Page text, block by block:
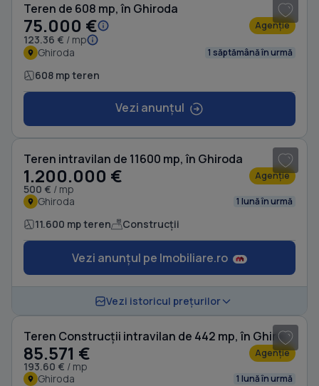
Teren de 608 mp, în Ghiroda
75.000 €
123.36 € / mp
Agenție
Ghiroda 1 săptămână în urmă
608 mp teren
Vezi anunțul
Teren intravilan de 11600 mp, în Ghiroda
1.200.000 €
500 € / mp
Agenție
Ghiroda 1 lună în urmă
11.600 mp teren Construcții
Vezi anunțul pe Imobiliare.ro
Vezi istoricul prețurilor
Teren Construcții intravilan de 442 mp, în Ghiroda
85.571 €
193.60 € / mp
Agenție
Ghiroda 1 lună în urmă